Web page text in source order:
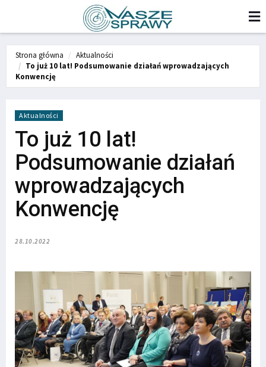
Strona główna
Aktualności
To już 10 lat! Podsumowanie działań wprowadzających
Konwencję
Aktualności
To już 10 lat!
Podsumowanie działań
wprowadzających
Konwencję
28.10.2022